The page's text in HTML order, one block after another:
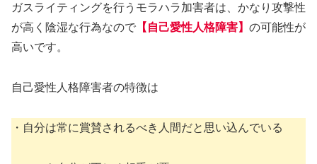
ガスライティングを行うモラハラ加害者は、かなり攻撃性
が高く陰湿な行為なので 【自己愛性人格障害】 の可能性が
高いです。
自己愛性人格障害者の特徴は
・自分は常に賞賛されるべき人間だと思い込んでいる